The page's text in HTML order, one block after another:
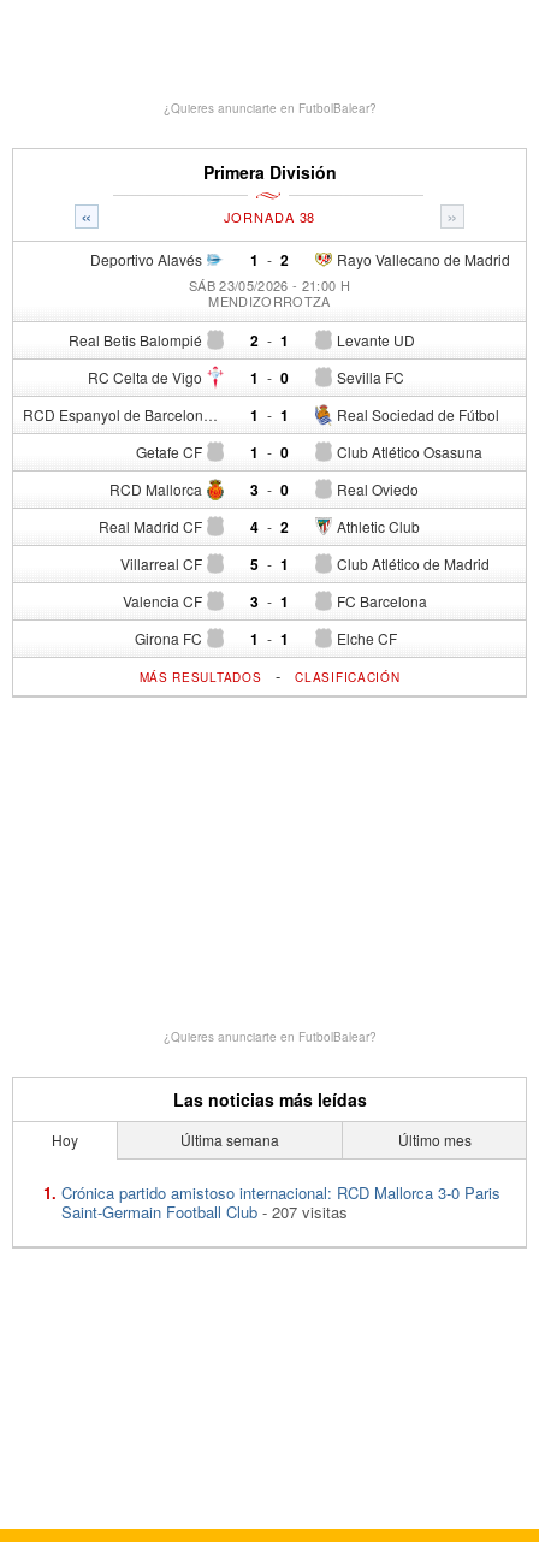
¿Quieres anunciarte en FutbolBalear?
Primera División
« »
JORNADA 38
Deportivo Alavés 1 - Rayo Vallecano de Madrid
2
SÁB 23/05/2026 - 21:00 H
MENDIZORROTZA
Real Betis Balompié 2 - Levante UD
1
RC Celta de Vigo 1 - Sevilla FC
0
RCD Espanyol de Barcelona 1 - Real Sociedad de Fútbol
1
Getafe CF 1 - Club Atlético Osasuna
0
RCD Mallorca 3 - Real Oviedo
0
Real Madrid CF 4 - Athletic Club
2
Villarreal CF 5 - Club Atlético de Madrid
1
Valencia CF 3 - FC Barcelona
1
Girona FC 1 - Elche CF
1
MÁS RESULTADOS -CLASIFICACIÓN
¿Quieres anunciarte en FutbolBalear?
Las noticias más leídas
Hoy Última semana Último mes
Crónica partido amistoso internacional: RCD Mallorca 3-0 Paris
Saint-Germain Football Club - 207 visitas